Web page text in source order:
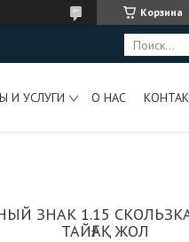
Корзина
И УСЛУГИ О НАС
ЗНАК 1.15
ТАЙҒАҚ ЖОЛ